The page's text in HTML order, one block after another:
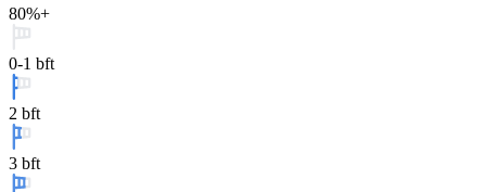
80%+
0-1 bft
2 bft
3 bft